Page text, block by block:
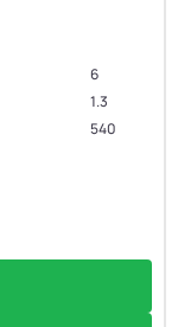
6
1.3
540